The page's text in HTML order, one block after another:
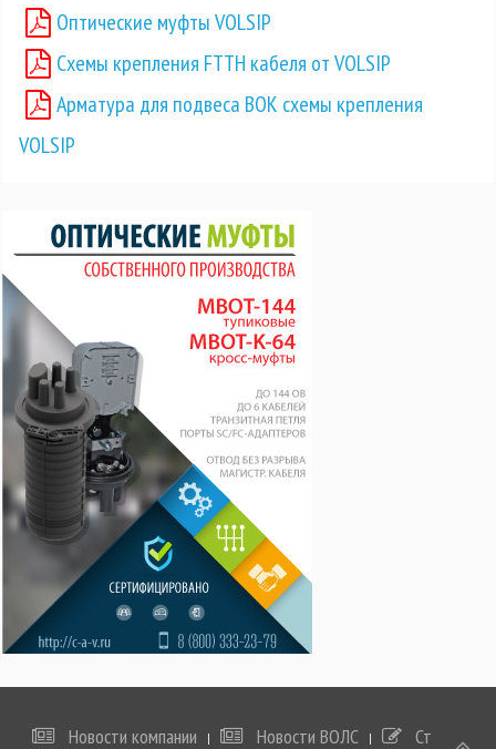
Оптические муфты VOLSIP
Схемы крепления FTTH кабеля от VOLSIP
Арматура для подвеса ВОК схемы крепления
VOLSIP
Новости компании Новости ВОЛС Статьи